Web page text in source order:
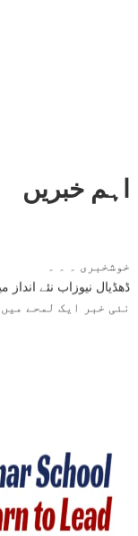
اہم خبریں
ڈھڈیال نیوزاب نئے
نئی خبر ایک لمحے